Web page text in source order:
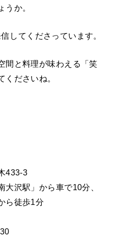
うか。
してくださっています。
間と料理が味わえる「笑
くださいね。
433-3
大沢駅」から車で10分、
ら徒歩1分